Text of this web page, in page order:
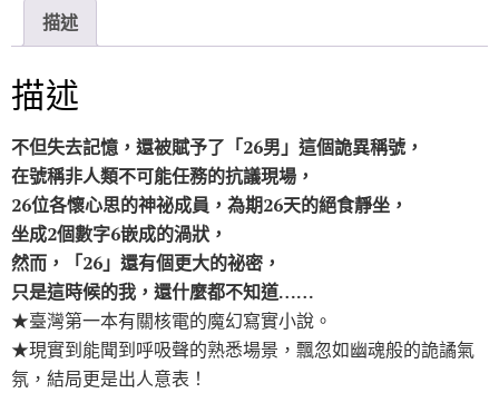
e
e
b
o
k
描述
描述
不但失去記憶，還被賦予了「26男」這個詭異稱號，
在號稱非人類不可能任務的抗議現場，
26位各懷心思的神祕成員，為期26天的絕食靜坐，
坐成2個數字6嵌成的渦狀，
然而，「26」還有個更大的祕密，
只是這時候的我，還什麼都不知道……
★臺灣第一本有關核電的魔幻寫實小說。
★現實到能聞到呼吸聲的熟悉場景，飄忽如幽魂般的詭譎氣
氛，結局更是出人意表！